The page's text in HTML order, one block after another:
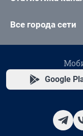
Все города сети
Google